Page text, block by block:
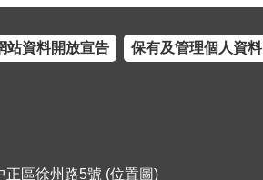
站資料開放宣告 保有及管理個人資料
正區徐州路5號 (位置圖)